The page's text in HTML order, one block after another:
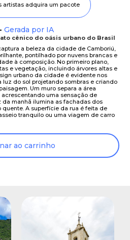
artistas adquira um pacote
Gerada por IA
cênico do oásis urbano do Brasil
a beleza da cidade de Camboriú,
pontilhado por nuvens brancas e
à composição. No primeiro plano,
e vegetação, incluindo árvores altas e
urbano da cidade é evidente nos
luz do sol projetando sombras e criando
Um muro separa a área
uma sensação de
manhã ilumina as fachadas dos
A superfície da rua é feita de
tranquilo ou uma viagem de carro
ao carrinho